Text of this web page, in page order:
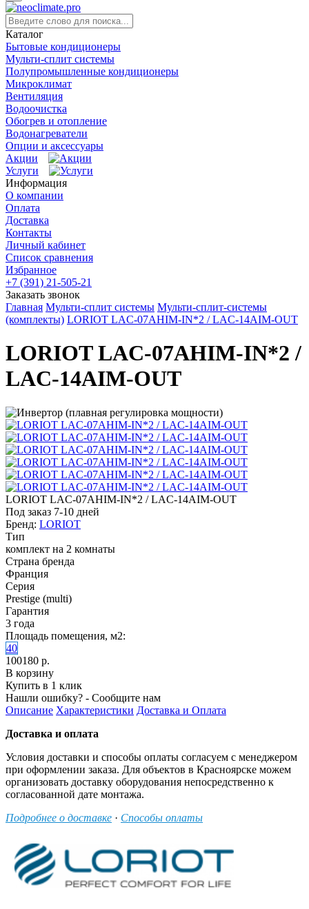
Каталог
Бытовые кондиционеры
Мульти-сплит системы
Полупромышленные кондиционеры
Микроклимат
Вентиляция
Водоочистка
Обогрев и отопление
Водонагреватели
Опции и аксессуары
Акции
Услуги
Информация
О компании
Оплата
Доставка
Контакты
Личный кабинет
Список сравнения
Избранное
+7 (391) 21-505-21
Заказать звонок
Главная Мульти-сплит системы Мульти-сплит-системы
(комплекты) LORIOT LAC-07AHIM-IN*2 / LAC-14AIM-OUT
LORIOT LAC-07AHIM-IN*2 /
LAC-14AIM-OUT
LORIOT LAC-07AHIM-IN*2 / LAC-14AIM-OUT
Под заказ 7-10 дней
Бренд: LORIOT
Тип
комплект на 2 комнаты
Страна бренда
Франция
Серия
Prestige (multi)
Гарантия
3 года
Площадь помещения, м2:
40
100180 р.
В корзину
Купить в 1 клик
Нашли ошибку? - Сообщите нам
Описание Характеристики Доставка и Оплата
Доставка и оплата
Условия доставки и способы оплаты согласуем с менеджером
при оформлении заказа. Для объектов в Красноярске можем
организовать доставку оборудования непосредственно к
согласованной дате монтажа.
Подробнее о доставке · Способы оплаты